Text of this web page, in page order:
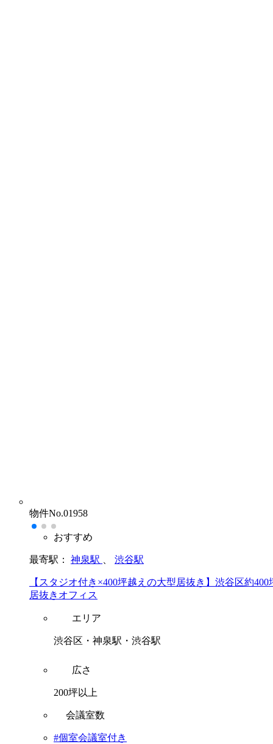
物件No.01958
おすすめ
最寄駅： 神泉駅 、 渋谷駅
【スタジオ付き×400坪越えの大型居抜き】渋谷区約400
居抜きオフィス
エリア
渋谷区・神泉駅・渋谷駅
広さ
200坪以上
会議室数
#個室会議室付き